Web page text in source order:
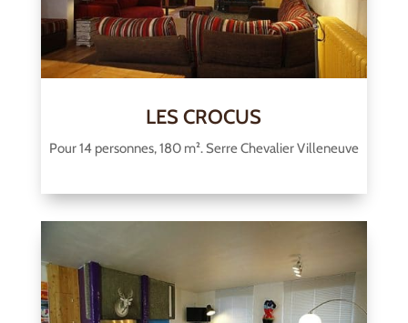
LES CROCUS
Pour 14 personnes, 180 m². Serre Chevalier Villeneuve